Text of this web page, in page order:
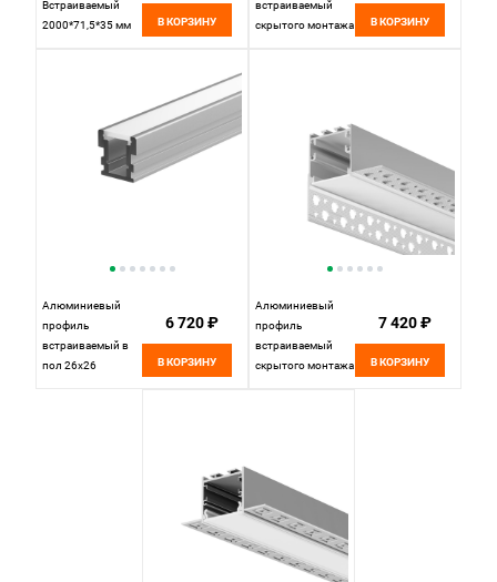
Встраиваемый
2000*71,5*35 мм
В КОРЗИНУ
встраиваемый
скрытого монтажа
В КОРЗИНУ
Алюминиевый
профиль
встраиваемый в
пол 26x26
6 720 ₽
В КОРЗИНУ
Алюминиевый
профиль
встраиваемый
скрытого монтажа
7 420 ₽
В КОРЗИНУ